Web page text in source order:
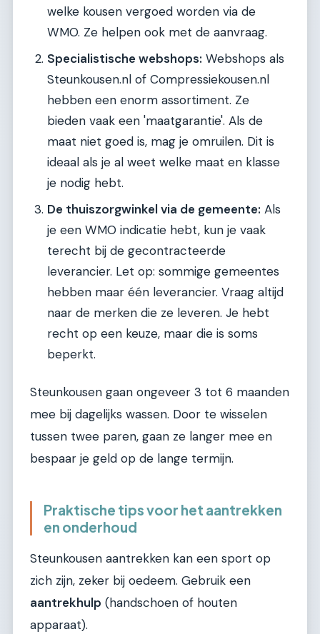
welke kousen vergoed worden via de
WMO. Ze helpen ook met de aanvraag.
Specialistische webshops: Webshops als
Steunkousen.nl of Compressiekousen.nl
hebben een enorm assortiment. Ze
bieden vaak een 'maatgarantie'. Als de
maat niet goed is, mag je omruilen. Dit is
ideaal als je al weet welke maat en klasse
je nodig hebt.
De thuiszorgwinkel via de gemeente: Als
je een WMO indicatie hebt, kun je vaak
terecht bij de gecontracteerde
leverancier. Let op: sommige gemeentes
hebben maar één leverancier. Vraag altijd
naar de merken die ze leveren. Je hebt
recht op een keuze, maar die is soms
beperkt.
Steunkousen gaan ongeveer 3 tot 6 maanden
mee bij dagelijks wassen. Door te wisselen
tussen twee paren, gaan ze langer mee en
bespaar je geld op de lange termijn.
Praktische tips voor het aantrekken
en onderhoud
Steunkousen aantrekken kan een sport op
zich zijn, zeker bij oedeem. Gebruik een
aantrekhulp (handschoen of houten
apparaat).